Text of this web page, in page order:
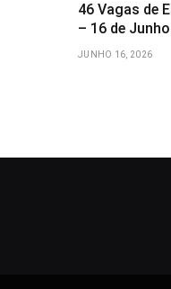
46 Vagas de
– 16 de
JUNHO 16, 2026